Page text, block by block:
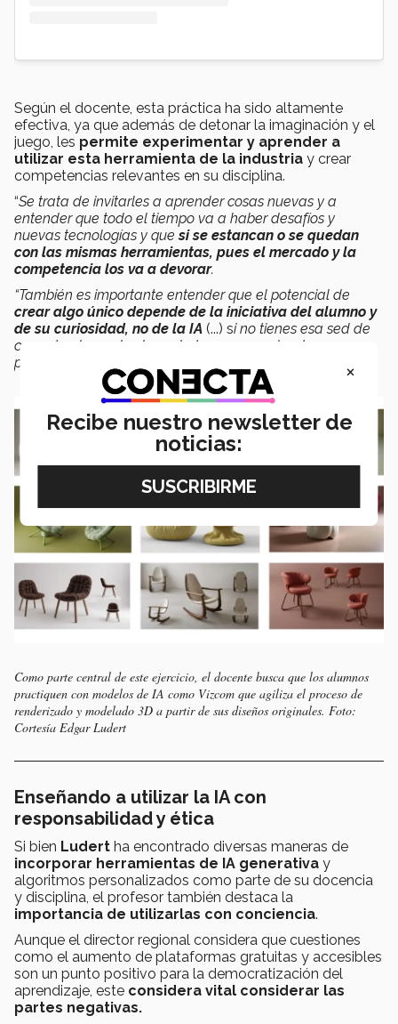
Según el docente, esta práctica ha sido altamente
efectiva, ya que además de detonar la imaginación y el
juego, les permite experimentar y aprender a
utilizar esta herramienta de la industria y crear
competencias relevantes en su disciplina.
“Se trata de invitarles a aprender cosas nuevas y a
entender que todo el tiempo va a haber desafíos y
nuevas tecnologías y quesi se estancan o se quedan
con las mismas herramientas, pues el mercado y la
competencia los va a devorar.
“También es importante entender que el potencial de
crear algo único depende de la iniciativa del alumno y
de su curiosidad, no de la IA (...) si no tienes esa sed de
comerte el mundo, de nada te van a servir estas
plataformas”.
Como parte central de este ejercicio, el docente busca que los alumnos
practiquen con modelos de IA como Vizcom que agiliza el proceso de
renderizado y modelado 3D a partir de sus diseños originales. Foto:
Cortesía Edgar Ludert
Enseñando a utilizar la IA con
responsabilidad y ética
Si bien Ludert ha encontrado diversas maneras de
incorporar herramientas de IA generativa y
algoritmos personalizados como parte de su docencia
y disciplina, el profesor también destaca la
importancia de utilizarlas con conciencia.
Aunque el director regional considera que cuestiones
como el aumento de plataformas gratuitas y accesibles
son un punto positivo para la democratización del
aprendizaje, este considera vital considerar las
partes negativas.
×
Recibe nuestro newsletter de
noticias: